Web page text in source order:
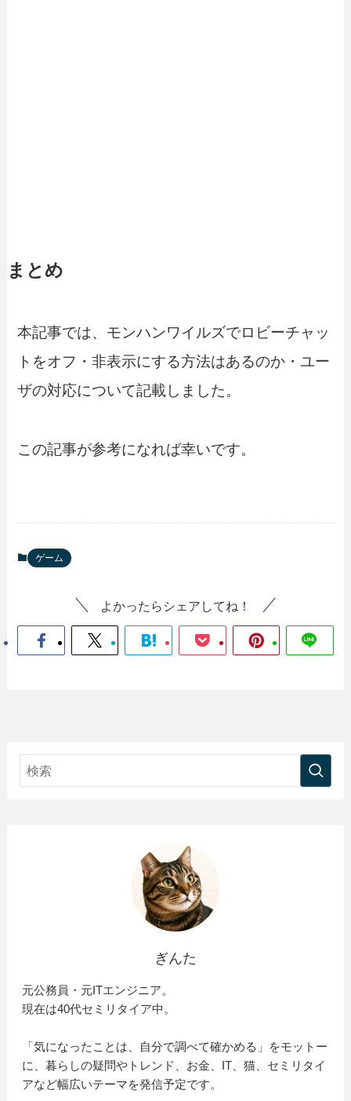
まとめ
本記事では、モンハンワイルズでロビーチャッ
トをオフ・非表示にする方法はあるのか・ユー
ザの対応について記載しました。
この記事が参考になれば幸いです。
ゲーム
よかったらシェアしてね！
ぎんた
元公務員・元ITエンジニア。
現在は40代セミリタイア中。
「気になったことは、自分で調べて確かめる」をモットー
に、暮らしの疑問やトレンド、お金、IT、猫、セミリタイ
アなど幅広いテーマを発信予定です。